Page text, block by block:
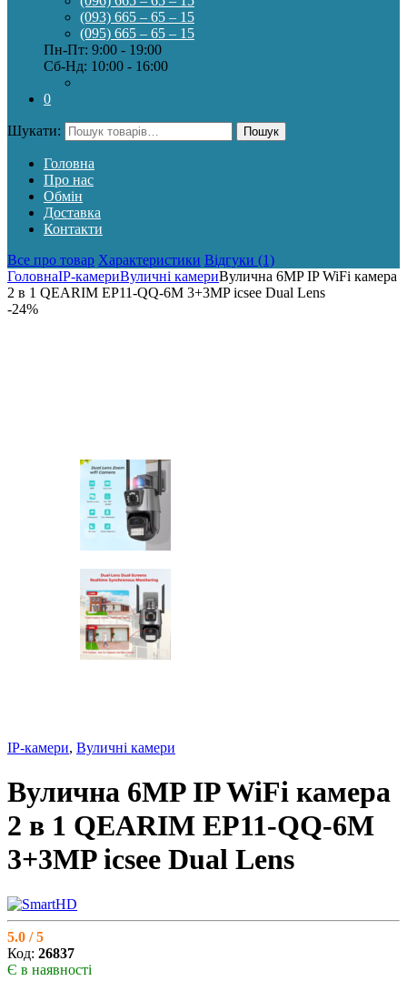
(093) 665 – 65 – 15
(095) 665 – 65 – 15
Пн-Пт: 9:00 - 19:00
Сб-Нд: 10:00 - 16:00
0
Шукати: Пошук
Головна
Про нас
Обмін
Доставка
Контакти
Все про товар Характеристики Відгуки (1)
ГоловнаIP-камериВуличні камериВулична 6MP IP WiFi камера
2 в 1 QEARIM EP11-QQ-6M 3+3MP icsee Dual Lens
-24%
IP-камери, Вуличні камери
Вулична 6MP IP WiFi камера
2 в 1 QEARIM EP11-QQ-6M
3+3MP icsee Dual Lens
5.0 / 5
Код: 26837
Є в наявності